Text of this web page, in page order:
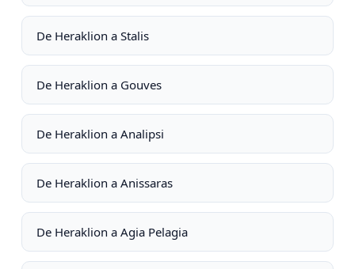
De Heraklion a Stalis
De Heraklion a Gouves
De Heraklion a Analipsi
De Heraklion a Anissaras
De Heraklion a Agia Pelagia